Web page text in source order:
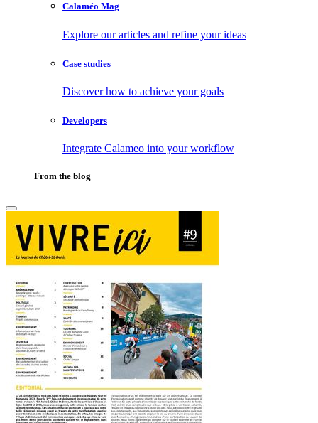
Calaméo Mag
Explore our articles and refine your ideas
Case studies
Discover how to achieve your goals
Developers
Integrate Calameo into your workflow
From the blog